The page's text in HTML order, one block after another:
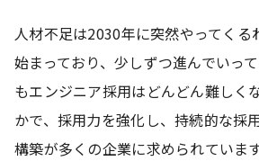
人材不足は2030年に突然やってくる
始まっており、少しずつ進んでいっ
もエンジニア採用はどんどん難しく
かで、採用力を強化し、持続的な採
構築が多くの企業に求められています